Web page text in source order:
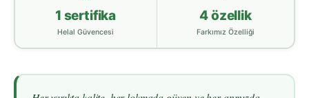
1 sertifika
Helal Güvencesi
4 özellik
Farkımız Özelliği